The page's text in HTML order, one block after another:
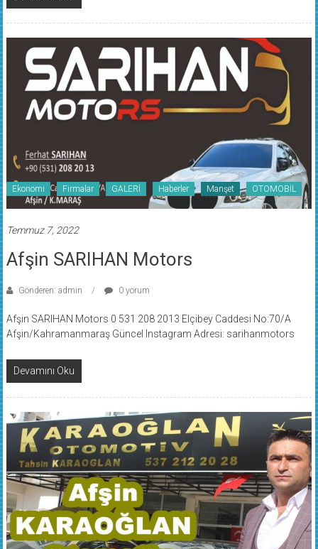
Ekonomi Firmalar GALERİ Haberler Manşet OTOMOBİL
Afşin SARIHAN Motors
Afşin/Kahramanmaraş Güncel Instagram Adresi: sarihanmotors
Devamını Oku